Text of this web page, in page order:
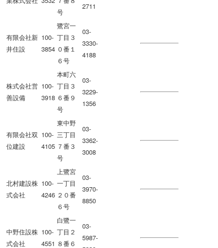
号
2711
有限会社新
井住設
100-
3854
鷺宮一
丁目３
０番１
６号
03-
3330-
4188
株式会社営
善設備
100-
3918
本町六
丁目３
６番９
号
03-
3229-
1356
有限会社双
位建設
100-
4105
東中野
三丁目
７番３
号
03-
3362-
3008
北村建設株
式会社
100-
4246
上鷺宮
一丁目
２０番
６号
03-
3970-
8850
中野住設株
式会社
100-
4551
白鷺一
丁目２
８番６
03-
5987-